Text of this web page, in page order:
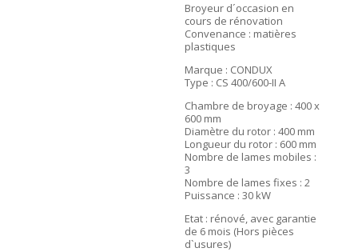
Broyeur d´occasion en
cours de rénovation
Convenance : matières
plastiques
Marque : CONDUX
Type : CS 400/600-II A
Chambre de broyage : 400 x
600 mm
Diamètre du rotor : 400 mm
Longueur du rotor : 600 mm
Nombre de lames mobiles :
3
Nombre de lames fixes : 2
Puissance : 30 kW
Etat : rénové, avec garantie
de 6 mois (Hors pièces
d`usures)